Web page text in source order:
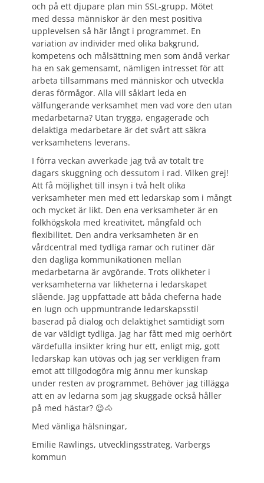
och på ett djupare plan min SSL-grupp. Mötet
med dessa människor är den mest positiva
upplevelsen så här långt i programmet. En
variation av individer med olika bakgrund,
kompetens och målsättning men som ändå verkar
ha en sak gemensamt, nämligen intresset för att
arbeta tillsammans med människor och utveckla
deras förmågor. Alla vill såklart leda en
välfungerande verksamhet men vad vore den utan
medarbetarna? Utan trygga, engagerade och
delaktiga medarbetare är det svårt att säkra
verksamhetens leverans.
I förra veckan avverkade jag två av totalt tre
dagars skuggning och dessutom i rad. Vilken grej!
Att få möjlighet till insyn i två helt olika
verksamheter men med ett ledarskap som i mångt
och mycket är likt. Den ena verksamheter är en
folkhögskola med kreativitet, mångfald och
flexibilitet. Den andra verksamheten är en
vårdcentral med tydliga ramar och rutiner där
den dagliga kommunikationen mellan
medarbetarna är avgörande. Trots olikheter i
verksamheterna var likheterna i ledarskapet
slående. Jag uppfattade att båda cheferna hade
en lugn och uppmuntrande ledarskapsstil
baserad på dialog och delaktighet samtidigt som
de var väldigt tydliga. Jag har fått med mig oerhört
värdefulla insikter kring hur ett, enligt mig, gott
ledarskap kan utövas och jag ser verkligen fram
emot att tillgodogöra mig ännu mer kunskap
under resten av programmet. Behöver jag tillägga
att en av ledarna som jag skuggade också håller
på med hästar? 😉🐴
Med vänliga hälsningar,
Emilie Rawlings, utvecklingsstrateg, Varbergs
kommun